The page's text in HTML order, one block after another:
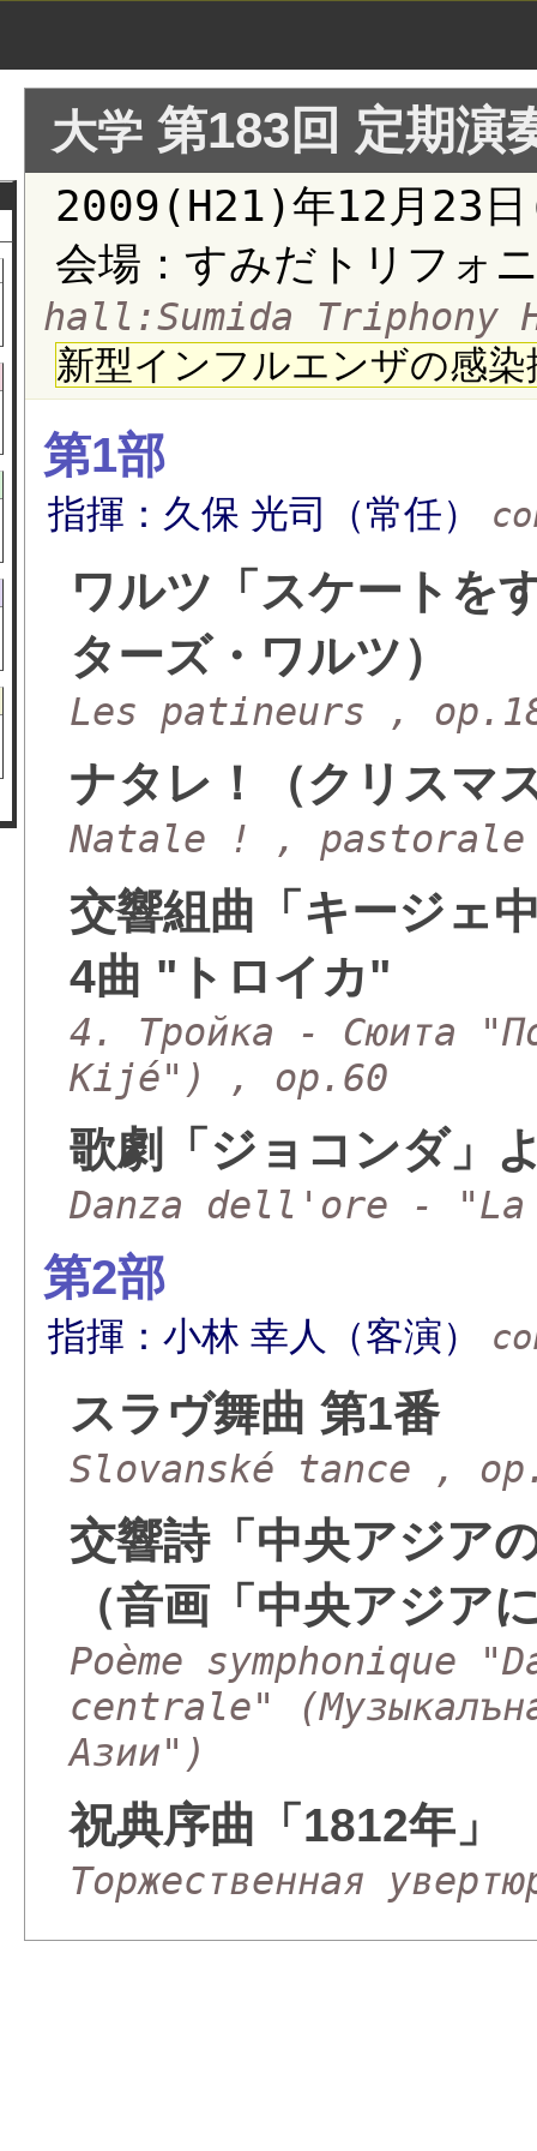
大学 第183回 定期演
2009(H21)年12月23
会場：すみだトリフォ
hall:Sumida
新型インフルエンザの感
第1部
指揮：久保 光司（常任）
ワルツ「スケートを
ターズ・ワルツ）
Les patineurs ,
ナタレ！（クリスマ
Natale ! ,
交響組曲「キージェ
4曲 "トロイカ"
4. Тройка - Сюита
Kijé") , op.60
歌劇「ジョコンダ」
Danza dell'ore - "La
第2部
指揮：小林 幸人（客演）
スラヴ舞曲 第1番
Slovanské tance ,
交響詩「中央アジア
（音画「中央アジア
Poème symphonique
centrale"
Азии")
祝典序曲「1812年」
Торжественная